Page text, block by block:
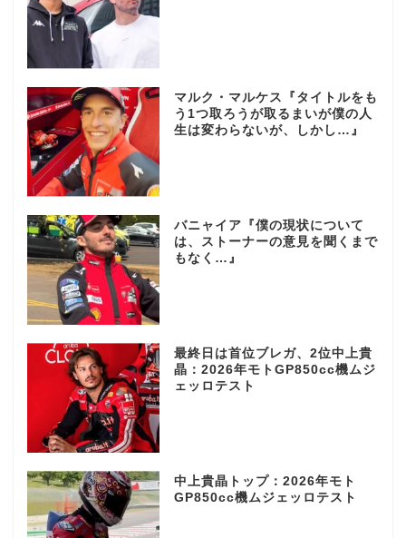
マルク・マルケス『タイトルをも
う1つ取ろうが取るまいが僕の人
生は変わらないが、しかし…』
バニャイア『僕の現状について
は、ストーナーの意見を聞くまで
もなく…』
最終日は首位ブレガ、2位中上貴
晶：2026年モトGP850cc機ムジ
ェッロテスト
中上貴晶トップ：2026年モト
GP850cc機ムジェッロテスト